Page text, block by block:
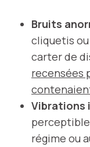
Bruits
cliquetis
carter de
recensées
Vibrations
régime ou